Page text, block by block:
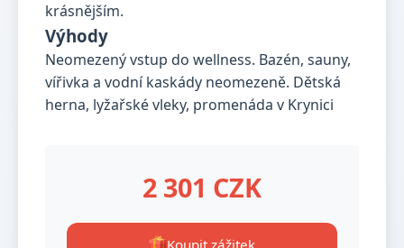
krásnějším.
Výhody
Neomezený vstup do wellness. Bazén, sauny,
vířivka a vodní kaskády neomezeně. Dětská
herna, lyžařské vleky, promenáda v Krynici
2 301 CZK
Koupit zážitek